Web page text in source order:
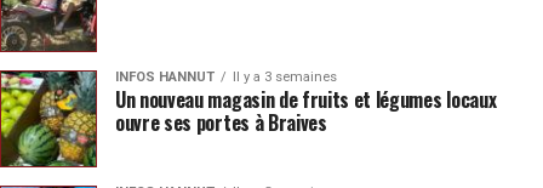
INFOS HANNUT Il y a 3 semaines
Un nouveau magasin de fruits et légumes locaux
ouvre ses portes à Braives